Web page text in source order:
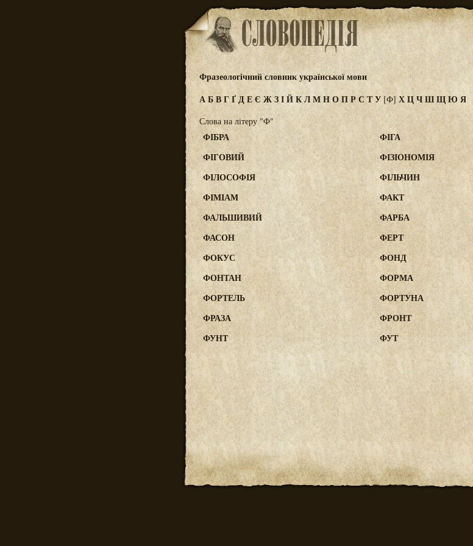
Фразеологічний словник української мови
АБВГҐДЕЄ ЖЗІЙКЛМНОПРСТУ [Ф] ХЦЧШЩЮ Я
Слова на літеру "Ф"
ФІБРА
ФІГА
ФІГОВИЙ
ФІЗІОНОМІЯ
ФІЛОСОФІЯ
ФІЛЬЧИН
ФІМІАМ
ФАКТ
ФАЛЬШИВИЙ
ФАРБА
ФАСОН
ФЕРТ
ФОКУС
ФОНД
ФОНТАН
ФОРМА
ФОРТЕЛЬ
ФОРТУНА
ФРАЗА
ФРОНТ
ФУНТ
ФУТ